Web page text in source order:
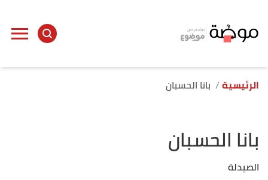
الرئيسية بانا الحسبان
بانا الحسبان
الصيدلة